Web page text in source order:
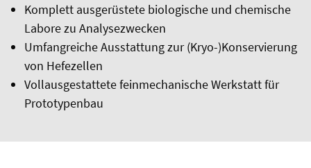
Komplett ausgerüstete biologische und chemische
Labore zu Analysezwecken
Umfangreiche Ausstattung zur (Kryo-)Konservierung
von Hefezellen
Vollausgestattete feinmechanische Werkstatt für
Prototypenbau